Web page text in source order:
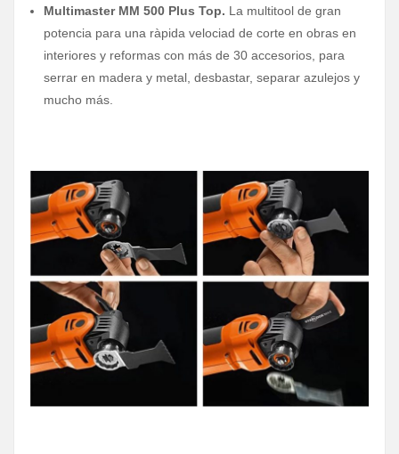
Multimaster MM 500 Plus Top. La multitool de gran
potencia para una ràpida velociad de corte en obras en
interiores y reformas con más de 30 accesorios, para
serrar en madera y metal, desbastar, separar azulejos y
mucho más.